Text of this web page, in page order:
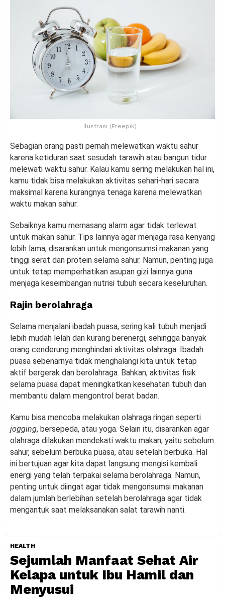
Ilustrasi (Freepik)
Sebagian orang pasti pernah melewatkan waktu sahur
karena ketiduran saat sesudah tarawih atau bangun tidur
melewati waktu sahur. Kalau kamu sering melakukan hal ini,
kamu tidak bisa melakukan aktivitas sehari-hari secara
maksimal karena kurangnya tenaga karena melewatkan
waktu makan sahur.
Sebaiknya kamu memasang alarm agar tidak terlewat
untuk makan sahur. Tips lainnya agar menjaga rasa kenyang
lebih lama, disarankan untuk mengonsumsi makanan yang
tinggi serat dan protein selama sahur. Namun, penting juga
untuk tetap memperhatikan asupan gizi lainnya guna
menjaga keseimbangan nutrisi tubuh secara keseluruhan.
Rajin berolahraga
Selama menjalani ibadah puasa, sering kali tubuh menjadi
lebih mudah lelah dan kurang berenergi, sehingga banyak
orang cenderung menghindari aktivitas olahraga. Ibadah
puasa sebenarnya tidak menghalangi kita untuk tetap
aktif bergerak dan berolahraga. Bahkan, aktivitas fisik
selama puasa dapat meningkatkan kesehatan tubuh dan
membantu dalam mengontrol berat badan.
Kamu bisa mencoba melakukan olahraga ringan seperti
jogging, bersepeda, atau yoga. Selain itu, disarankan agar
olahraga dilakukan mendekati waktu makan, yaitu sebelum
sahur, sebelum berbuka puasa, atau setelah berbuka. Hal
ini bertujuan agar kita dapat langsung mengisi kembali
energi yang telah terpakai selama berolahraga. Namun,
penting untuk diingat agar tidak mengonsumsi makanan
dalam jumlah berlebihan setelah berolahraga agar tidak
mengantuk saat melaksanakan salat tarawih nanti.
HEALTH
Sejumlah Manfaat Sehat Air
Kelapa untuk Ibu Hamil dan
Menyusui